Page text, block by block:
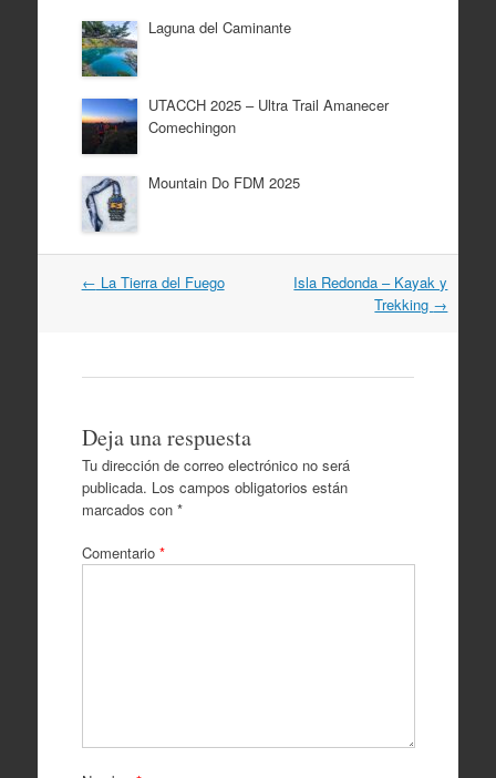
Laguna del Caminante
UTACCH 2025 – Ultra Trail Amanecer
Comechingon
Mountain Do FDM 2025
Navegación
← La Tierra del Fuego
Isla Redonda – Kayak y
Trekking →
Deja una respuesta
Tu dirección de correo electrónico no será
publicada. Los campos obligatorios están
marcados con *
Comentario *